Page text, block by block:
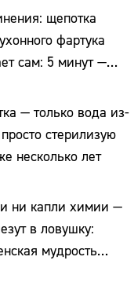
щепотка
фартука
сам: 5 минут —
— только вода из-
стерилизую
несколько лет
ни капли химии —
в ловушку:
мудрость